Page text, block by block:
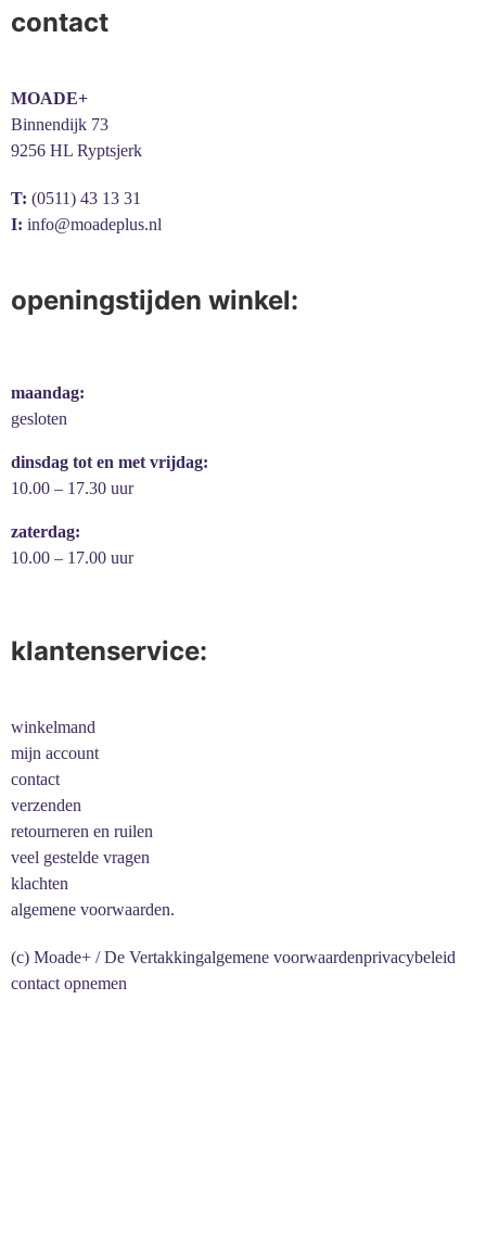
contact
MOADE+
Binnendijk 73
9256 HL Ryptsjerk
T: (0511) 43 13 31
I: info@moadeplus.nl
openingstijden winkel:
maandag:
gesloten
dinsdag tot en met vrijdag:
10.00 – 17.30 uur
zaterdag:
10.00 – 17.00 uur
klantenservice:
winkelmand
mijn account
contact
verzenden
retourneren en ruilen
veel gestelde vragen
klachten
algemene voorwaarden.
(c) Moade+ / De Vertakkingalgemene voorwaardenprivacybeleid
contact opnemen